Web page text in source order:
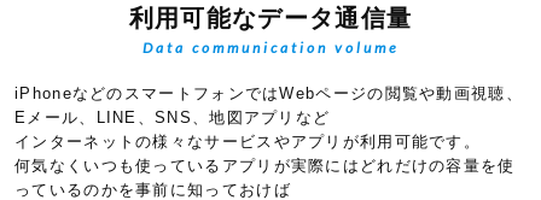
利用可能なデータ通信量
Data communication volume
iPhoneなどのスマートフォンではWebページの閲覧や動画視聴、
Eメール、LINE、SNS、地図アプリなど
インターネットの様々なサービスやアプリが利用可能です。
何気なくいつも使っているアプリが実際にはどれだけの容量を使
っているのかを事前に知っておけば